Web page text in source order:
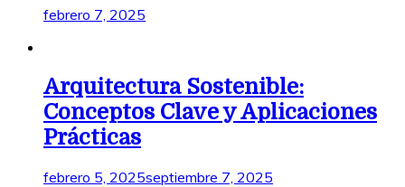
febrero 7, 2025
Arquitectura Sostenible:
Conceptos Clave y Aplicaciones
Prácticas
febrero 5, 2025septiembre 7, 2025